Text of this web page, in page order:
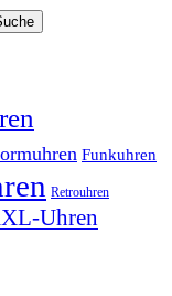
Funkuhren
Retrouhren
Uhren